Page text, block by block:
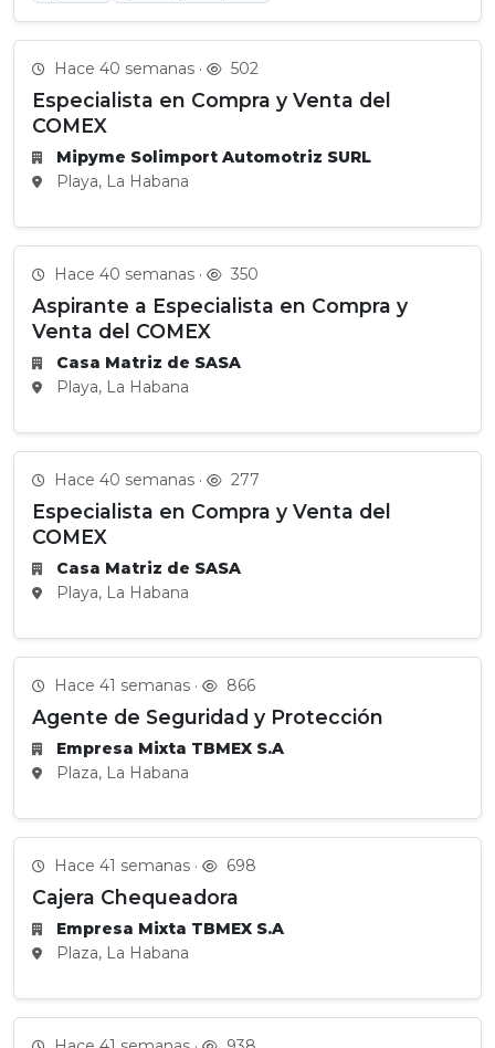
Hace 40 semanas · 502
Especialista en Compra y Venta del
COMEX
Mipyme Solimport Automotriz SURL
Playa, La Habana
Hace 40 semanas · 350
Aspirante a Especialista en Compra y
Venta del COMEX
Casa Matriz de SASA
Playa, La Habana
Hace 40 semanas · 277
Especialista en Compra y Venta del
COMEX
Casa Matriz de SASA
Playa, La Habana
Hace 41 semanas · 866
Agente de Seguridad y Protección
Empresa Mixta TBMEX S.A
Plaza, La Habana
Hace 41 semanas · 698
Cajera Chequeadora
Empresa Mixta TBMEX S.A
Plaza, La Habana